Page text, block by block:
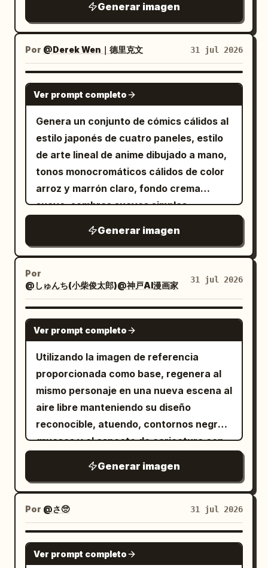
blanco puro que contrasta con los
colores de la imagen de referencia.
manhwa coreano. nota: requiere al
menos 1 imagen como referencia. nota 2:
añade esto en el prompt para eliminar
los créditos del póster: negative: billing
block or credit block
Generar imagen
Por @Derek Wen｜德里克文 31 jul 2026
GPT IMAGE 2
Ver prompt completo
Genera un conjunto de cómics cálidos al
estilo japonés de cuatro paneles, estilo
de arte lineal de anime dibujado a mano,
tonos monocromáticos cálidos de color
arroz y marrón claro, fondo crema
suave, sombras suaves simples,
reconfortante. Relación de aspecto:
cuadrado 1:1, diseño estándar de cuatro
paneles 2x2, separados por bordes
delgados de color marrón entre cada
panel. Título superior: caracteres
pequeño corazón a cada lado, estilo de
escritura a mano en color marrón
oscuro. [Contenido de los cuatro
paneles] Panel 1: Retrato de pie de una
pareja joven asiática. El
hombre
detrás de la mujer , con las manos
suavemente sobre sus hombros, ambos
sentada en un interior acogedor,
sosteniendo tazas con ambas manos,
sonriéndose el uno al otro. La mujer
tiene un globo de diálogo claro en chino:
"Gracias por estar siempre conmigo".
Globo de diálogo redondeado de color
Generar imagen
Por
@しゅんち(小柴俊太郎)@神戸AI漫画家
31 jul 2026
GPT IMAGE 2
Ver prompt completo
Utilizando la imagen de referencia
proporcionada como base, regenera al
mismo personaje en una nueva escena al
aire libre manteniendo su diseño
reconocible, atuendo, contornos negros
gruesos y el aspecto de caricatura con
a una caminando hacia adelante, con
una mano sosteniendo una correa roja, y
añade una pequeña gota de sudor para
mostrar incomodidad o vacilación.
Añade un lindo perro Shiba Inu
caminando junto al personaje con la
Generar imagen
Por @さ🥺 31 jul 2026
GPT IMAGE 2
Ver prompt completo